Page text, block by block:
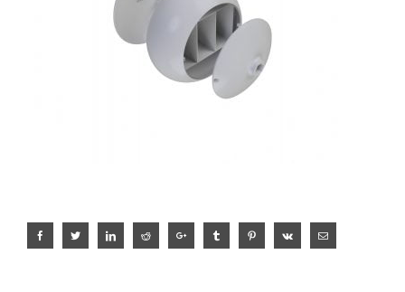
FacebookTwitter LinkedInReddit Google+ Tumblr PinterestVk Email